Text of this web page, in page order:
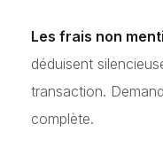
Les frais non
déduisent
transaction.
complète.